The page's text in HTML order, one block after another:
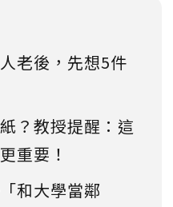
老後，先想5件
？教授提醒：這
重要！
和大學當鄰